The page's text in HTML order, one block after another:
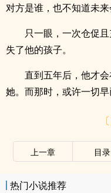
对方是谁，也不知道未来
只一眼，一次仓促
失了他的孩子。
直到五年后，他才
她。而那时，或许一切
上一章 目录
热门小说推荐